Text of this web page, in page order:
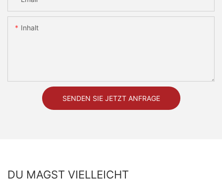
Inhalt
SENDEN SIE JETZT ANFRAGE
DU MAGST VIELLEICHT